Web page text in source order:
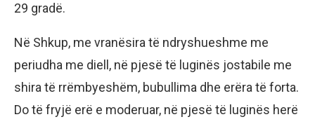
29 gradë.
Në Shkup, me vranësira të ndryshueshme me
periudha me diell, në pjesë të luginës jostabile me
shira të rrëmbyeshëm, bubullima dhe erëra të forta.
Do të fryjë erë e moderuar, në pjesë të luginës herë